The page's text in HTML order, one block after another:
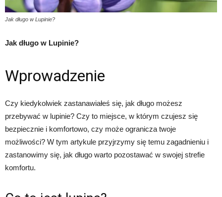
Jak długo w Lupinie?
Jak długo w Lupinie?
Wprowadzenie
Czy kiedykolwiek zastanawiałeś się, jak długo możesz
przebywać w lupinie? Czy to miejsce, w którym czujesz się
bezpiecznie i komfortowo, czy może ogranicza twoje
możliwości? W tym artykule przyjrzymy się temu zagadnieniu i
zastanowimy się, jak długo warto pozostawać w swojej strefie
komfortu.